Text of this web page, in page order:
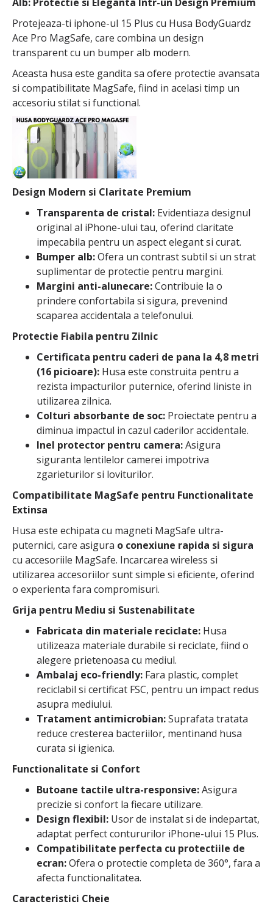
Protejeaza-ti iphone-ul 15 Plus cu Husa BodyGuardz
Ace Pro MagSafe, care combina un design
transparent cu un bumper alb modern.
Aceasta husa este gandita sa ofere protectie avansata
si compatibilitate MagSafe, fiind in acelasi timp un
accesoriu stilat si functional.
Design Modern si Claritate Premium
Transparenta de cristal: Evidentiaza designul
original al iPhone-ului tau, oferind claritate
impecabila pentru un aspect elegant si curat.
Bumper alb:Ofera un contrast subtil si un strat
suplimentar de protectie pentru margini.
Margini anti-alunecare:Contribuie la o
prindere confortabila si sigura, prevenind
scaparea accidentala a telefonului.
Protectie Fiabila pentru Zilnic
Certificata pentru caderi de pana la 4,8 metri
(16 picioare): Husa este construita pentru a
rezista impacturilor puternice, oferind liniste in
utilizarea zilnica.
Colturi absorbante de soc: Proiectate pentru a
diminua impactul in cazul caderilor accidentale.
Inel protector pentru camera:Asigura
siguranta lentilelor camerei impotriva
zgarieturilor si loviturilor.
Compatibilitate MagSafe pentru Functionalitate
Extinsa
Husa este echipata cu magneti MagSafe ultra-
puternici, care asigura o conexiune rapida si sigura
cu accesoriile MagSafe. Incarcarea wireless si
utilizarea accesoriilor sunt simple si eficiente, oferind
o experienta fara compromisuri.
Grija pentru Mediu si Sustenabilitate
Fabricata din materiale reciclate: Husa
utilizeaza materiale durabile si reciclate, fiind o
alegere prietenoasa cu mediul.
Ambalaj eco-friendly: Fara plastic, complet
reciclabil si certificat FSC, pentru un impact redus
asupra mediului.
Tratament antimicrobian:Suprafata tratata
reduce cresterea bacteriilor, mentinand husa
curata si igienica.
Functionalitate si Confort
Butoane tactile ultra-responsive:Asigura
precizie si confort la fiecare utilizare.
Design flexibil: Usor de instalat si de indepartat,
adaptat perfect contururilor iPhone-ului 15 Plus.
Compatibilitate perfecta cu protectiile de
ecran:Ofera o protectie completa de 360°, fara a
afecta functionalitatea.
Caracteristici Cheie